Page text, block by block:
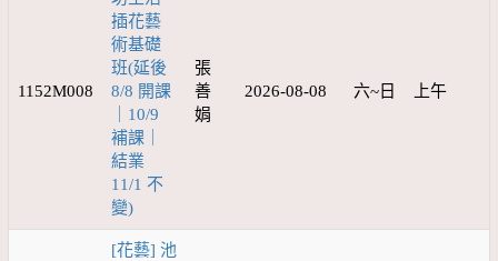
1152M008
插花藝
術基礎
班(延後
8/8 開課
｜10/9
補課｜
結業
11/1 不
變)
張
善
娟
2026-08-08 六~日 上午
[花藝] 池